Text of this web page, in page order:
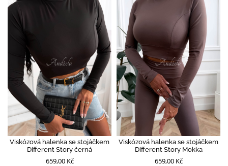
Viskózová halenka se stojáčkem
Different Story černá
659,00 Kč
Viskózová halenka se stojáčkem
Different Story Mokka
659,00 Kč